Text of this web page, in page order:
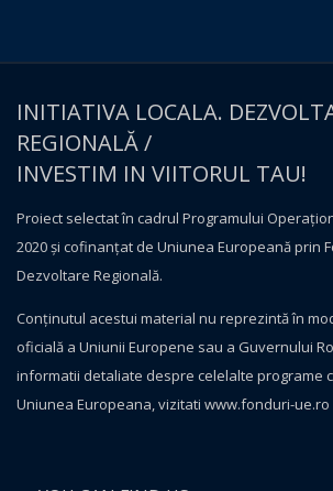
INITIATIVA LOCALA.
REGIONALĂ /
INVESTIM IN VIITORUL TAU!
Proiect selectat în cadrul Programului
2020 și cofinanțat de Uniunea Europeană prin
Dezvoltare Regională.
Conţinutul acestui material nu reprezintă în
oficială a Uniunii Europene sau a Guvernului
informatii detaliate despre celelalte programe
Uniunea Europeana, vizitati www.fonduri-ue.ro